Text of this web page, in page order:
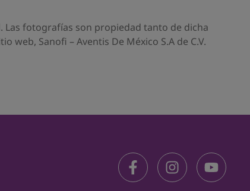
fotografías son propiedad tanto de dicha
web, Sanofi – Aventis De México S.A de C.V.